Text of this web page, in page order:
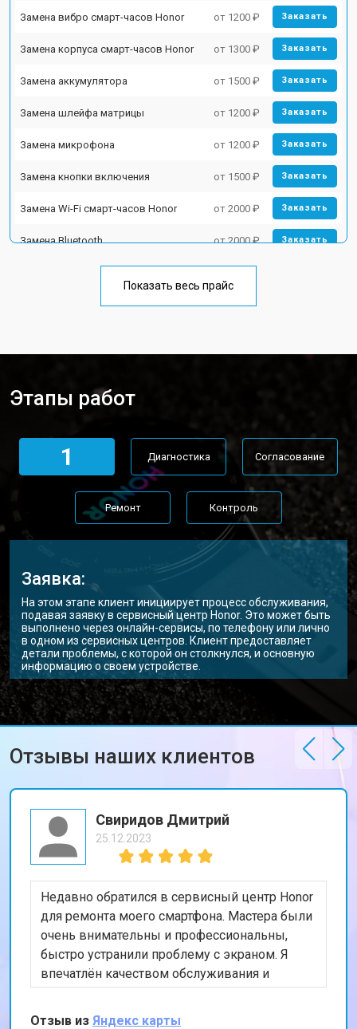
Замена вибро смарт-часов Honor от 1200 ₽ Заказать
Замена корпуса смарт-часов Honor от 1300 ₽ Заказать
Замена аккумулятора от 1500 ₽ Заказать
Замена шлейфа матрицы от 1200 ₽ Заказать
Замена микрофона от 1200 ₽ Заказать
Замена кнопки включения от 1500 ₽ Заказать
Замена Wi-Fi смарт-часов Honor от 2000 ₽ Заказать
Замена Bluetooth от 2000 ₽ Заказать
Показать весь прайс
Этапы работ
1 Диагностика Согласование
Ремонт Контроль
Заявка:
На этом этапе клиент инициирует процесс обслуживания,
подавая заявку в сервисный центр Honor. Это может быть
выполнено через онлайн-сервисы, по телефону или лично
в одном из сервисных центров. Клиент предоставляет
детали проблемы, с которой он столкнулся, и основную
информацию о своем устройстве.
Отзывы наших клиентов
Свиридов Дмитрий
25.12.2023
Недавно обратился в сервисный центр Honor
для ремонта моего смартфона. Мастера были
очень внимательны и профессиональны,
быстро устранили проблему с экраном. Я
впечатлён качеством обслуживания и
скоростью выполнения работы. Мой телефон
теперь работает безупречно. Спасибо за
Отзыв из Яндекс карты